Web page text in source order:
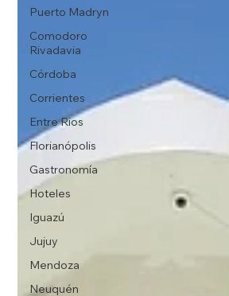
Puerto Madryn
Comodoro
Rivadavia
Córdoba
Corrientes
Entre Rios
Florianópolis
Gastronomía
Hoteles
Iguazú
Jujuy
Mendoza
Neuquén